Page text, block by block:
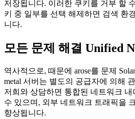
저장됩니다. 이러한 쿠키를 거부 할
키 중 일부를 선택 해제하면 검색 환
니다.
모든 문제 해결 Unified
역사적으로, 때문에 arose를 문제
metal 서버는 별도의 공급자에 의해
저희와 상담하면 통합된 네트워크
수 있으며, 외부 네트워크 트래픽을
향상됩니다.